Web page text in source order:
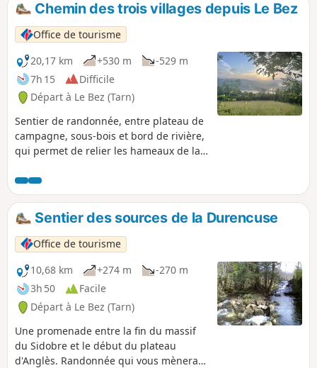
p
Chemin des trois villages depuis Le Bez
Office de tourisme
20,17 km
+530 m
-529 m
7h 15
Difficile
Départ à Le Bez (Tarn)
Sentier de randonnée, entre plateau de
campagne, sous-bois et bord de rivière,
qui permet de relier les hameaux de la
les autres randonnées et villages du
secteur. Lo camin dels tres vilatges del
Beç est un grand et beau parcours,
alternativement champêtre ou forestier,
vous guidera au travers de paysages
variés, le long de frais chemins creux,
de pistes ombragées ou descentes
cachées, près des étonnants rochers du
Sidobre, dans une nature au relief
marqué mais sans grande difficulté.
Vous profiterez de beaux points de vue,
de tranquilles vallons, de la proximité
des eaux de l’Agout, et, toujours, d’un
Sentier des sources de la Durencuse
Office de tourisme
10,68 km
+274 m
-270 m
3h 50
Facile
Départ à Le Bez (Tarn)
Une promenade entre la fin du massif
du Sidobre et le début du plateau
d'Anglès. Randonnée qui vous mènera